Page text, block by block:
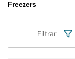
3. bottom
4. refrigerador
Freezers
Filtrar